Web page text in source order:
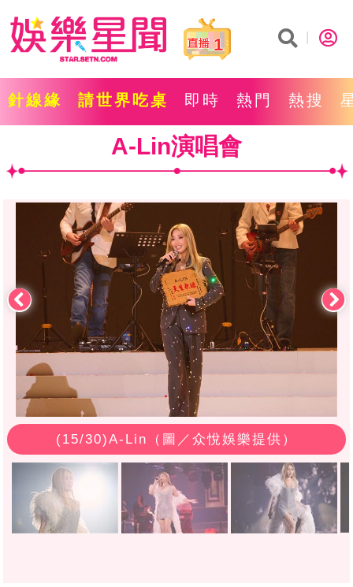
1
針線緣 請世界吃桌 即時 熱門 熱搜
A-Lin演唱會
(15/30)A-Lin（圖／众悅娛樂提供）